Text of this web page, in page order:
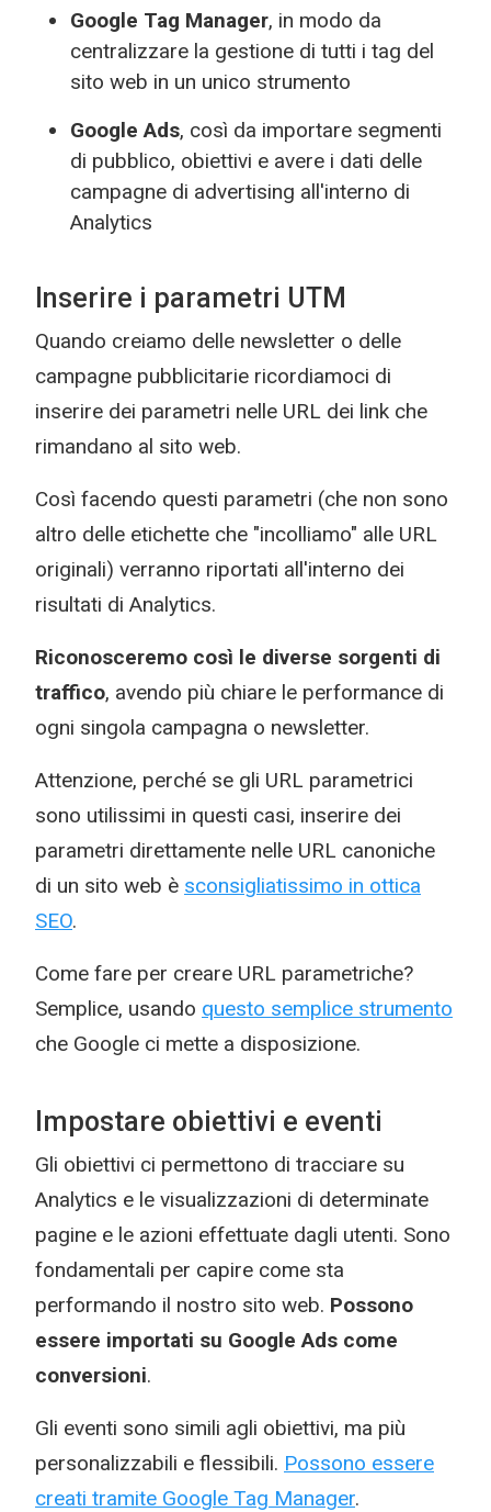
Google Tag Manager, in modo da
centralizzare la gestione di tutti i tag del
sito web in un unico strumento
Google Ads, così da importare segmenti
di pubblico, obiettivi e avere i dati delle
campagne di advertising all'interno di
Analytics
Inserire i parametri UTM
Quando creiamo delle newsletter o delle
campagne pubblicitarie ricordiamoci di
inserire dei parametri nelle URL dei link che
rimandano al sito web.
Così facendo questi parametri (che non sono
altro delle etichette che "incolliamo" alle URL
originali) verranno riportati all'interno dei
risultati di Analytics.
Riconosceremo così le diverse sorgenti di
traffico, avendo più chiare le performance di
ogni singola campagna o newsletter.
Attenzione, perché se gli URL parametrici
sono utilissimi in questi casi, inserire dei
parametri direttamente nelle URL canoniche
di un sito web è sconsigliatissimo in ottica
SEO.
Come fare per creare URL parametriche?
Semplice, usando questo semplice strumento
che Google ci mette a disposizione.
Impostare obiettivi e eventi
Gli obiettivi ci permettono di tracciare su
Analytics e le visualizzazioni di determinate
pagine e le azioni effettuate dagli utenti. Sono
fondamentali per capire come sta
performando il nostro sito web. Possono
essere importati su Google Ads come
conversioni.
Gli eventi sono simili agli obiettivi, ma più
personalizzabili e flessibili. Possono essere
creati tramite Google Tag Manager.